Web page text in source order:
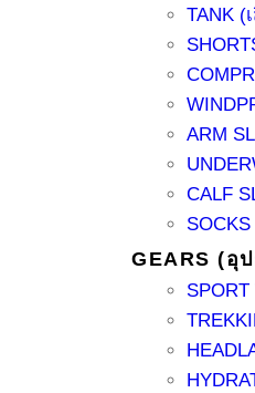
TANK (
ARM
CALF
GEARS (อุ